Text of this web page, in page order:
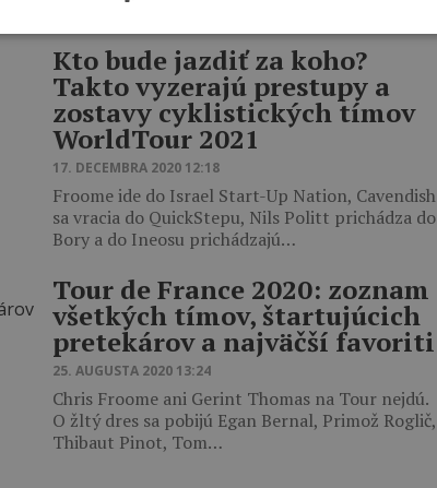
Kto bude jazdiť za koho?
Takto vyzerajú prestupy a
zostavy cyklistických tímov
WorldTour 2021
17. DECEMBRA 2020 12:18
Froome ide do Israel Start-Up Nation, Cavendish
sa vracia do QuickStepu, Nils Politt prichádza do
Bory a do Ineosu prichádzajú…
Tour de France 2020: zoznam
všetkých tímov, štartujúcich
pretekárov a najväčší favoriti
25. AUGUSTA 2020 13:24
Chris Froome ani Gerint Thomas na Tour nejdú.
O žltý dres sa pobijú Egan Bernal, Primož Roglič,
Thibaut Pinot, Tom…